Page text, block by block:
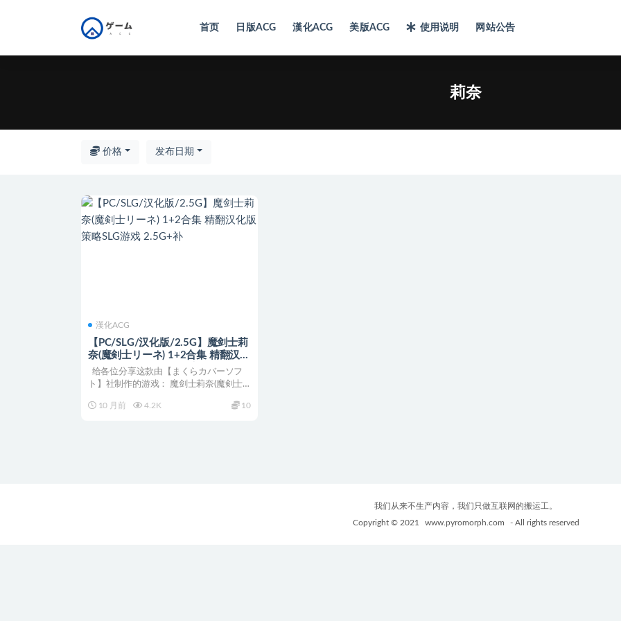
首页 日版ACG 漢化ACG 美版ACG 使用说明 网站公告
莉奈
价格 发布日期
漢化ACG
【PC/SLG/汉化版/2.5G】魔剑士莉
奈(魔剣士リーネ) 1+2合集 精翻汉化
版 策略SLG游戏 2.5G+补
给各位分享这款由【まくらカバーソフ
ト】社制作的游戏： 魔剑士莉奈(魔剣士
10 月前
4.2K 10
我们从来不生产内容，我们只做互联网的搬运工。
Copyright © 2021
www.pyromorph.com - All rights reserved